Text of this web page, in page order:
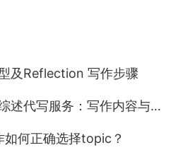
及Reflection 写作步骤
写服务：写作内容与结构解析
何正确选择topic？